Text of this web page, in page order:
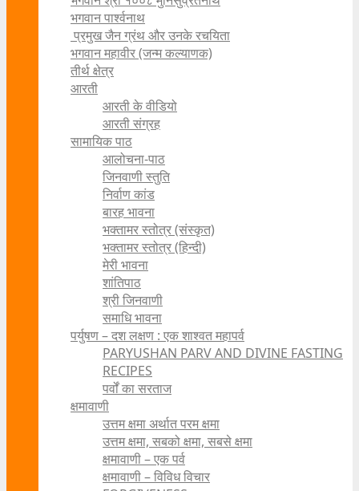
भगवान पार्श्वनाथ
प्रमुख जैन ग्रंथ और उनके रचयिता
भगवान महावीर (जन्म कल्याणक)
तीर्थ क्षेत्र
आरती
आरती के वीडियो
आरती संग्रह
सामायिक पाठ
आलोचना-पाठ
जिनवाणी स्तुति
निर्वाण कांड
बारह भावना
भक्तामर स्तोत्र (संस्कृत)
भक्तामर स्तोत्र (हिन्दी)
मेरी भावना
शांतिपाठ
श्री जिनवाणी
समाधि भावना
पर्युषण – दश लक्षण : एक शाश्वत महापर्व
PARYUSHAN PARV AND DIVINE FASTING
RECIPES
पर्वों का सरताज
क्षमावाणी
उत्तम क्षमा अर्थात परम क्षमा
उत्तम क्षमा, सबको क्षमा, सबसे क्षमा
क्षमावाणी – एक पर्व
क्षमावाणी – विविध विचार